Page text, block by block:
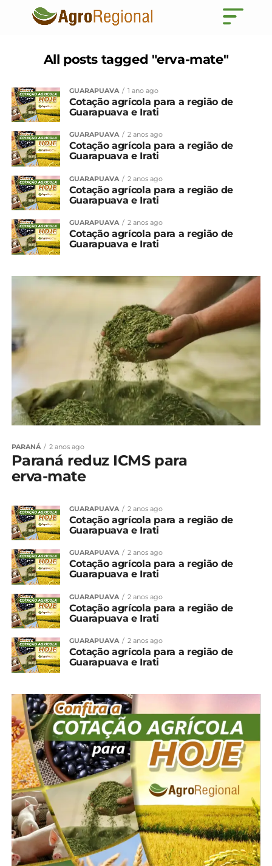
All posts tagged "erva-mate"
GUARAPUAVA 1 ano ago
Cotação agrícola para a região de
Guarapuava e Irati
GUARAPUAVA 2 anos ago
Cotação agrícola para a região de
Guarapuava e Irati
GUARAPUAVA 2 anos ago
Cotação agrícola para a região de
Guarapuava e Irati
GUARAPUAVA 2 anos ago
Cotação agrícola para a região de
Guarapuava e Irati
PARANÁ 2 anos ago
Paraná reduz ICMS para
erva-mate
GUARAPUAVA 2 anos ago
Cotação agrícola para a região de
Guarapuava e Irati
GUARAPUAVA 2 anos ago
Cotação agrícola para a região de
Guarapuava e Irati
GUARAPUAVA 2 anos ago
Cotação agrícola para a região de
Guarapuava e Irati
GUARAPUAVA 2 anos ago
Cotação agrícola para a região de
Guarapuava e Irati